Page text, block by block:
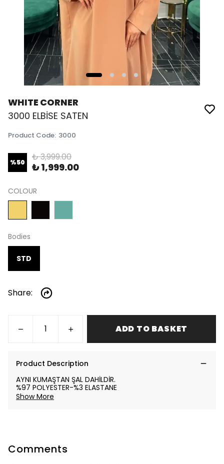
WHITE CORNER
3000 ELBİSE SATEN
Product Code: 3000
%50 ₺ 3,999.00
₺ 1,999.00
COLOUR
Bodies
STD
Share:
ADD TO BASKET
Product Description
AYNI KUMAŞTAN ŞAL DAHİLDİR.
%97 POLYESTER-%3 ELASTANE
Show More
Comments